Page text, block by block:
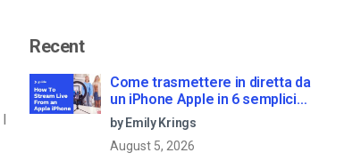
Recent
Come trasmettere in diretta da
un iPhone Apple in 6 semplici
passi
by Emily Krings
August 5, 2026